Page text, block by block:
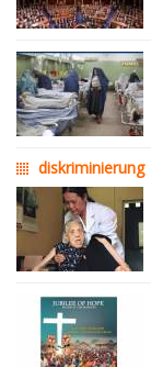
diskriminierung